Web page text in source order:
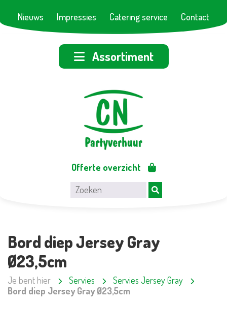
Nieuws Impressies Catering service Contact
Assortiment
Offerte overzicht
Bord diep Jersey Gray
Ø23,5cm
Je bent hier Servies
Servies Jersey Gray
Bord diep Jersey Gray Ø23,5cm